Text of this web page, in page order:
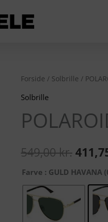
Forside / Solbrille /
Solbrille
549,00kr.
Den
pris
Farve : GULD HAVANA
POLAROID
4126/S